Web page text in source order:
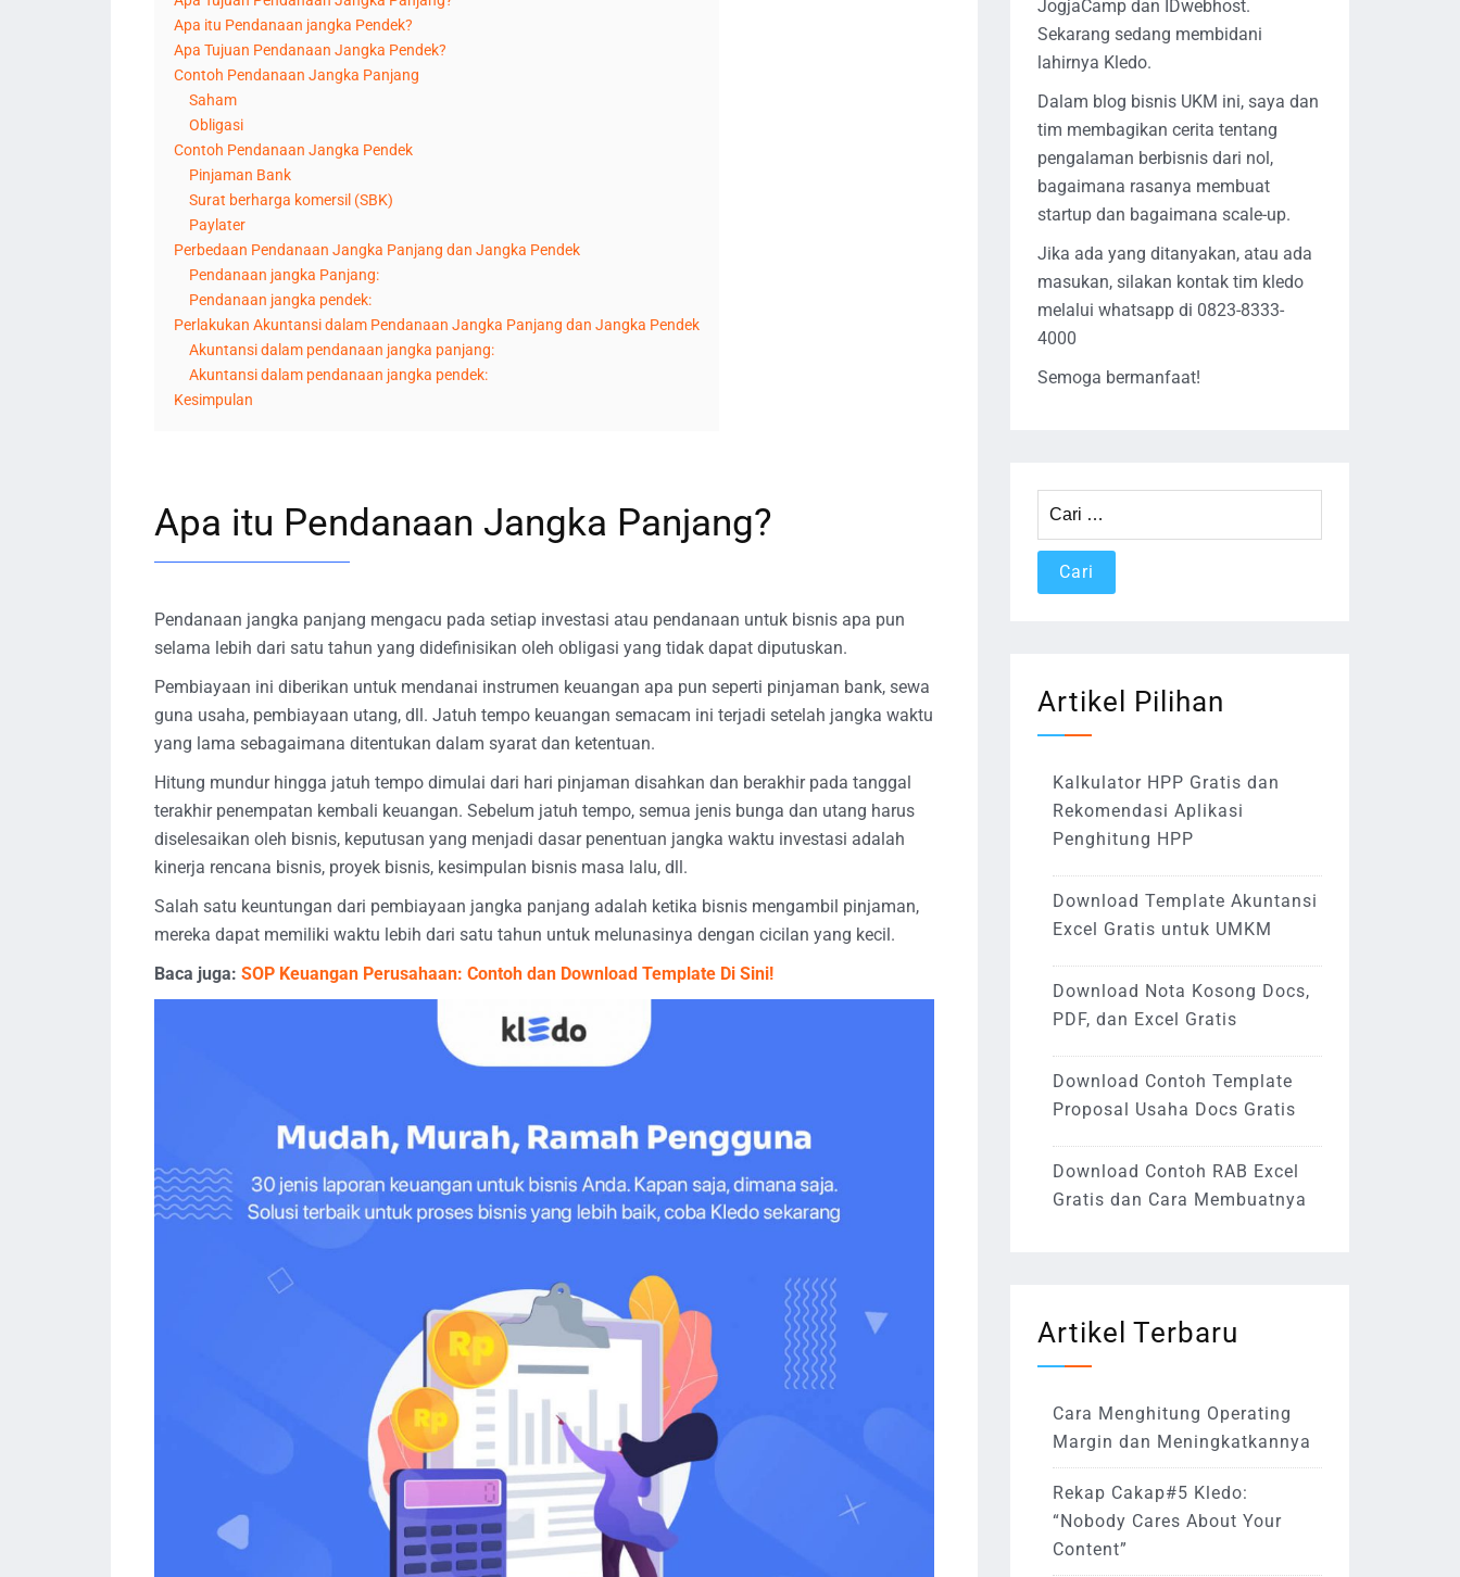
Apa itu Pendanaan jangka Pendek?
Apa Tujuan Pendanaan Jangka Pendek?
Contoh Pendanaan Jangka Panjang
Saham
Obligasi
Contoh Pendanaan Jangka Pendek
Pinjaman Bank
Surat berharga komersil (SBK)
Paylater
Perbedaan Pendanaan Jangka Panjang dan Jangka Pendek
Pendanaan jangka Panjang:
Pendanaan jangka pendek:
Perlakukan Akuntansi dalam Pendanaan Jangka Panjang dan Jangka Pendek
Akuntansi dalam pendanaan jangka panjang:
Akuntansi dalam pendanaan jangka pendek:
Kesimpulan
Apa itu Pendanaan Jangka Panjang?
Pendanaan jangka panjang mengacu pada setiap investasi atau pendanaan untuk bisnis apa pun
selama lebih dari satu tahun yang didefinisikan oleh obligasi yang tidak dapat diputuskan.
Pembiayaan ini diberikan untuk mendanai instrumen keuangan apa pun seperti pinjaman bank, sewa
guna usaha, pembiayaan utang, dll. Jatuh tempo keuangan semacam ini terjadi setelah jangka waktu
yang lama sebagaimana ditentukan dalam syarat dan ketentuan.
Hitung mundur hingga jatuh tempo dimulai dari hari pinjaman disahkan dan berakhir pada tanggal
terakhir penempatan kembali keuangan. Sebelum jatuh tempo, semua jenis bunga dan utang harus
diselesaikan oleh bisnis, keputusan yang menjadi dasar penentuan jangka waktu investasi adalah
kinerja rencana bisnis, proyek bisnis, kesimpulan bisnis masa lalu, dll.
Salah satu keuntungan dari pembiayaan jangka panjang adalah ketika bisnis mengambil pinjaman,
mereka dapat memiliki waktu lebih dari satu tahun untuk melunasinya dengan cicilan yang kecil.
Baca juga: SOP Keuangan Perusahaan: Contoh dan Download Template Di Sini!
JogjaCamp dan IDwebhost.
Sekarang sedang membidani
lahirnya Kledo.
Dalam blog bisnis UKM ini, saya dan
tim membagikan cerita tentang
pengalaman berbisnis dari nol,
bagaimana rasanya membuat
startup dan bagaimana scale-up.
Jika ada yang ditanyakan, atau ada
masukan, silakan kontak tim kledo
melalui whatsapp di 0823-8333-
4000
Semoga bermanfaat!
untuk:
Artikel Pilihan
Kalkulator HPP Gratis dan
Rekomendasi Aplikasi
Penghitung HPP
Download Template Akuntansi
Excel Gratis untuk UMKM
Download Nota Kosong Docs,
PDF, dan Excel Gratis
Download Contoh Template
Proposal Usaha Docs Gratis
Download Contoh RAB Excel
Gratis dan Cara Membuatnya
Artikel Terbaru
Cara Menghitung Operating
Margin dan Meningkatkannya
Rekap Cakap#5 Kledo:
“Nobody Cares About Your
Content”